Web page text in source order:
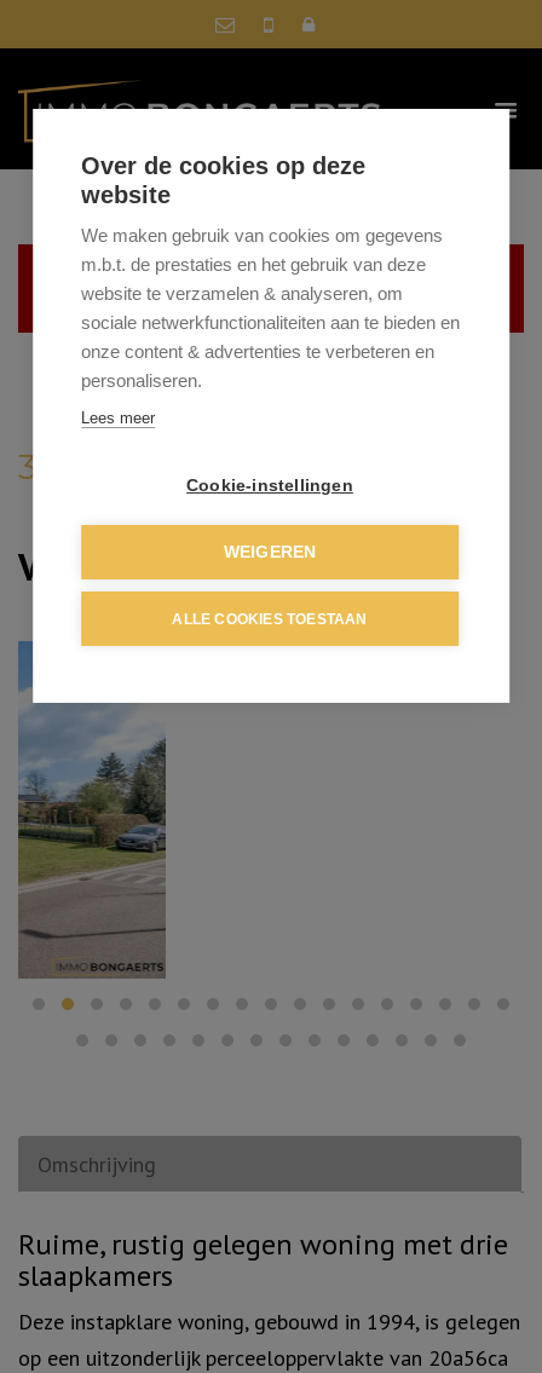
Helaas, dit pand is verkocht
3665 AS
Verkocht
Omschrijving
Omschrijving
Ruime, rustig gelegen woning met drie
slaapkamers
Deze instapklare woning, gebouwd in 1994, is gelegen
op een uitzonderlijk perceeloppervlakte van 20a56ca
Over de cookies op deze
website
We maken gebruik van cookies om gegevens
m.b.t. de prestaties en het gebruik van deze
website te verzamelen & analyseren, om
sociale netwerkfunctionaliteiten aan te bieden en
onze content & advertenties te verbeteren en
personaliseren.
Lees meer
Cookie-instellingen
WEIGEREN
ALLE COOKIES TOESTAAN